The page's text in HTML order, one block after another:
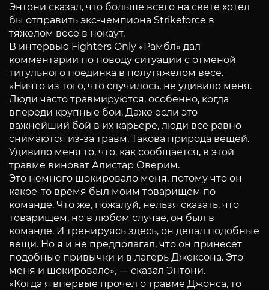
Энтони сказал, что больше всего на свете хотел
бы отправить экс-чемпиона Strikeforce в
тяжелом весе в нокаут.
В интервью Fighters Only «Рамбл» дал
комментарии по поводу ситуации с отменой
титульного поединка в полутяжелом весе.
«Ничто из того, что случилось, не удивило меня.
Люди часто травмируются, особенно, когда
впереди крупные бои. Даже если это
важнейший бой в их карьере, люди все равно
снимаются из-за травм. Такова природа вещей.
Удивило меня то, что, как сообщается, в этой
травме виноват Алистар Оверим.
Это немного шокировало меня, потому что он
какое-то время был моим товарищем по
команде. Что же, пожалуй, нельзя сказать, что
товарищем, но в любом случае, он был в
команде. И тренируясь здесь, он делал подобные
вещи. Но я и не предполагал, что он принесет
подобные привычки и в лагерь Джексона. Это
меня и шокировало», — сказал Энтони.
«Когда я впервые прочел о травме Джонса, то